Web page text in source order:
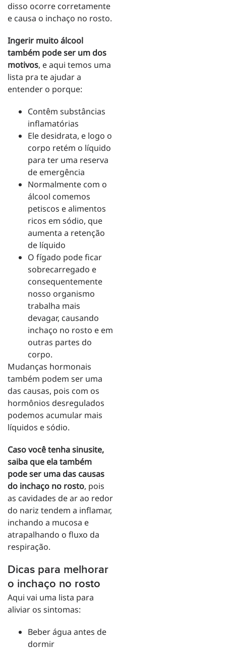
disso ocorre corretamente
e causa o inchaço no rosto.
Ingerir muito álcool
também pode ser um dos
motivos, e aqui temos uma
lista pra te ajudar a
entender o porque:
Contêm substâncias
inflamatórias
Ele desidrata, e logo o
corpo retém o líquido
para ter uma reserva
de emergência
Normalmente com o
álcool comemos
petiscos e alimentos
ricos em sódio, que
aumenta a retenção
de líquido
O fígado pode ficar
sobrecarregado e
consequentemente
nosso organismo
trabalha mais
devagar, causando
inchaço no rosto e em
outras partes do
corpo.
Mudanças hormonais
também podem ser uma
das causas, pois com os
hormônios desregulados
podemos acumular mais
líquidos e sódio.
Caso você tenha sinusite,
saiba que ela também
pode ser uma das causas
do inchaço no rosto, pois
as cavidades de ar ao redor
do nariz tendem a inflamar,
inchando a mucosa e
atrapalhando o fluxo da
respiração.
Dicas para melhorar
o inchaço no rosto
Aqui vai uma lista para
aliviar os sintomas:
Beber água antes de
dormir